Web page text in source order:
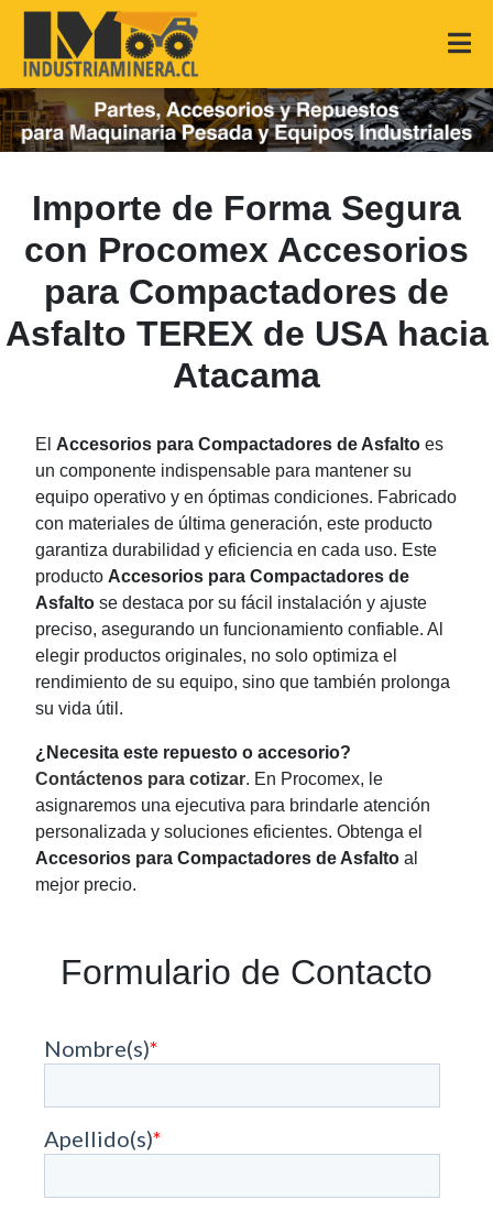
Importe de Forma Segura
con Procomex Accesorios
para Compactadores de
Asfalto TEREX de USA hacia
Atacama
El Accesorios para Compactadores de Asfalto es
un componente indispensable para mantener su
equipo operativo y en óptimas condiciones. Fabricado
con materiales de última generación, este producto
garantiza durabilidad y eficiencia en cada uso. Este
producto Accesorios para Compactadores de
Asfalto se destaca por su fácil instalación y ajuste
preciso, asegurando un funcionamiento confiable. Al
elegir productos originales, no solo optimiza el
rendimiento de su equipo, sino que también prolonga
su vida útil.
¿Necesita este repuesto o accesorio?
Contáctenos para cotizar. En Procomex, le
asignaremos una ejecutiva para brindarle atención
personalizada y soluciones eficientes. Obtenga el
Accesorios para Compactadores de Asfalto al
mejor precio.
Formulario de Contacto